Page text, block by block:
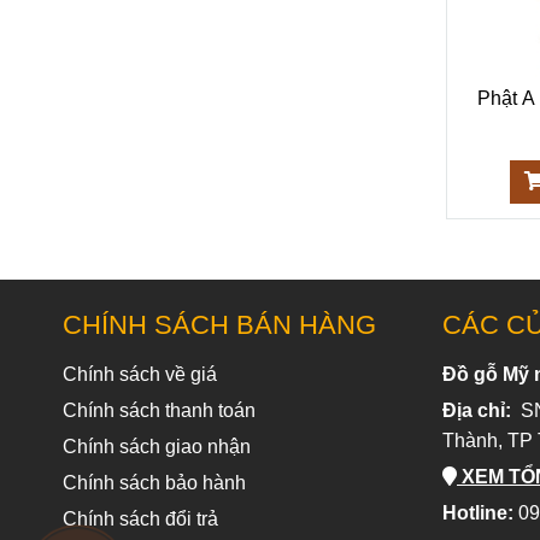
Phật
CHÍNH SÁCH BÁN HÀNG
Chính sách về giá
Chính sách thanh toán
Chính sách giao nhận
Chính sách bảo hành
Chính sách đổi trả
CÁC
Đồ gỗ Mỹ
Địa chỉ:
Thành, TP
XEM
Hotline: